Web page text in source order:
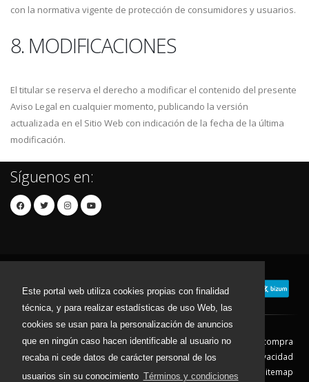
Este portal web utiliza cookies propias con finalidad
técnica, y para realizar estadísticas de uso Web, las
cookies se usan para la personalización de anuncios
que en ningún caso hacen identificable al usuario no
recaba ni cede datos de carácter personal de los
usuarios sin su conocimiento Términos y condiciones
con la normativa vigente de protección de consumidores y usuarios.
8. MODIFICACIONES
El titular se reserva el derecho a modificar el contenido del presente
Aviso Legal en cualquier momento, publicando la versión
actualizada en el Sitio Web con indicación de la fecha de la última
modificación.
Síguenos en:
Contacto Aviso Legal
Condiciones de compra
Política de envíos
Política de devolución
Política de Privacidad
Política de Cookies
Sitemap